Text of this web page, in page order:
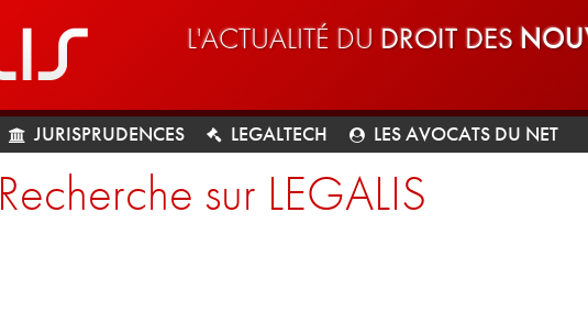
L'ACTUALITÉ DU DROIT DES
JURISPRUDENCES LEGALTECH LES AVOCATS DU NET
Recherche sur LEGALIS